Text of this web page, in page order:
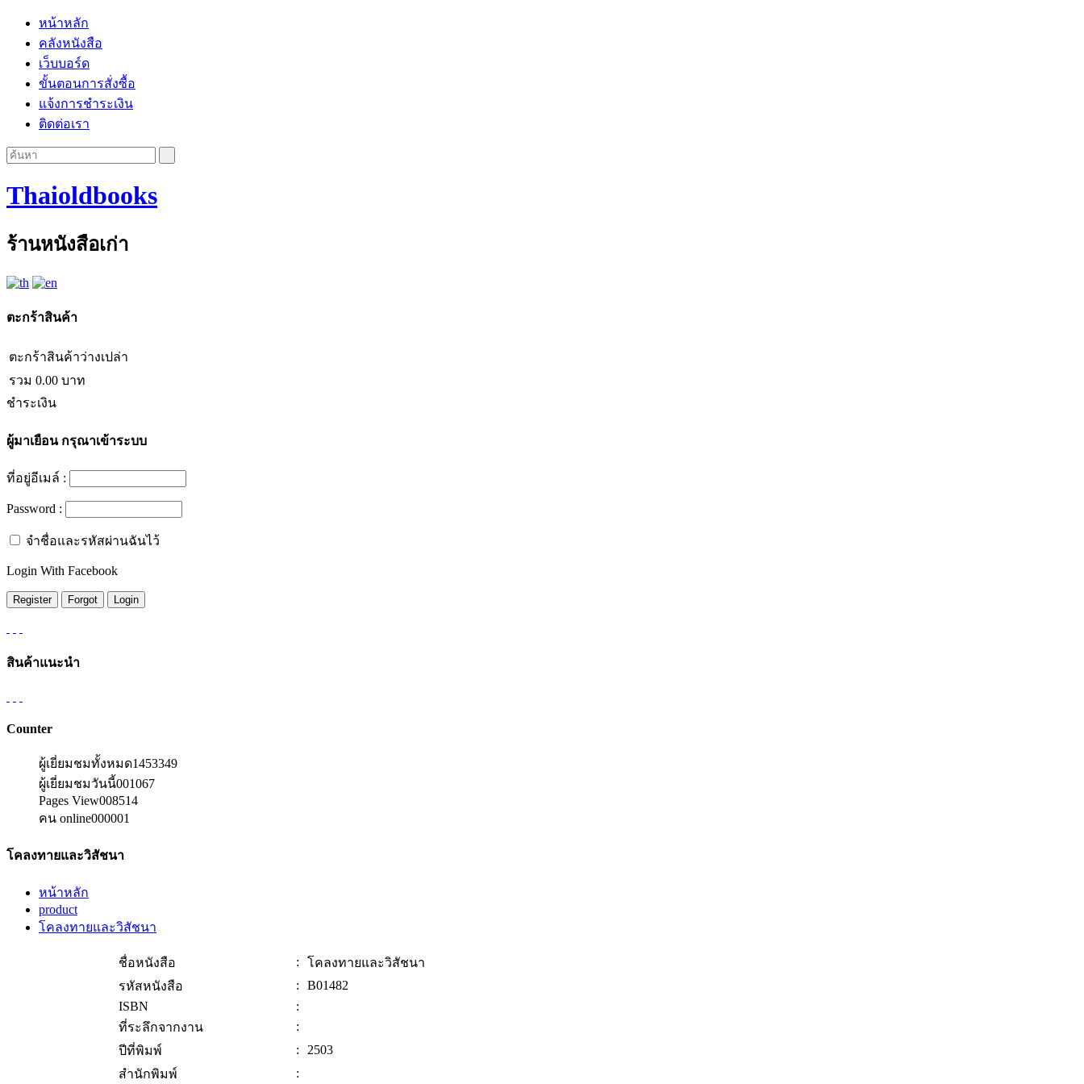
หน้าหลัก
คลังหนังสือ
เว็บบอร์ด
ขั้นตอนการสั่งซื้อ
แจ้งการชำระเงิน
ติดต่อเรา
Thaioldbooks
ร้านหนังสือเก่า
ตะกร้าสินค้า
ตะกร้าสินค้าว่างเปล่า
รวม 0.00 บาท
ชำระเงิน
ผู้มาเยือนกรุณาเข้าระบบ
ที่อยู่อีเมล์ :
Password :
จำชื่อและรหัสผ่านฉันไว้
Login With Facebook
สินค้าแนะนำ
Counter
ผู้เยี่ยมชมทั้งหมด1453349
ผู้เยี่ยมชมวันนี้001067
Pages View008514
คน online000001
โคลงทายและวิสัชนา
หน้าหลัก
product
โคลงทายและวิสัชนา
ชื่อหนังสือ :
โคลงทายและวิสัชนา
รหัสหนังสือ
:
B01482
ISBN
:
ที่ระลึกจากงาน
:
ปีที่พิมพ์
:
2503
สำนักพิมพ์
: